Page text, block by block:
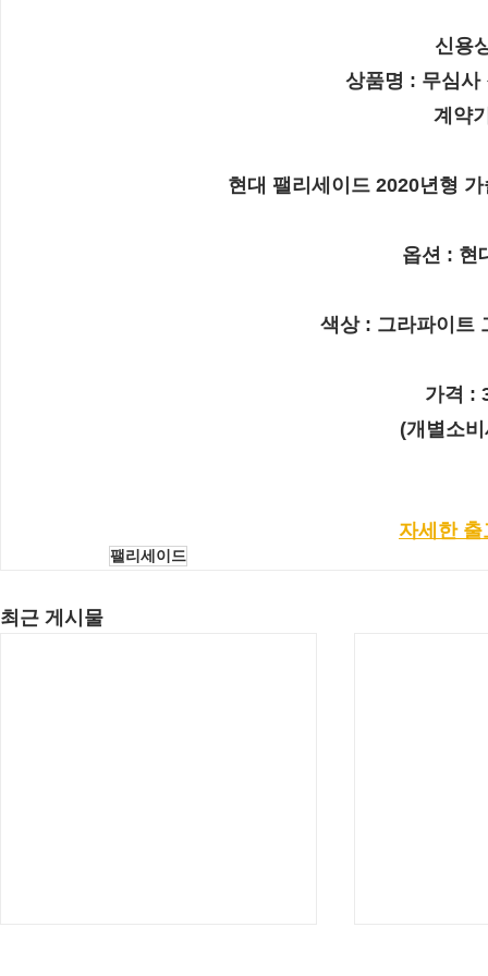
신용
상품명 : 무심사
계약
현대 팰리세이드 2020년형
옵션 : 현
색상 : 그라파이트
가격 :
(개별소
자세한 출
팰리세이드
최근 게시물